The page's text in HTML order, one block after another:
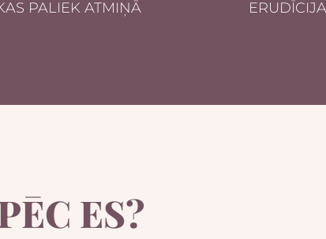
PALIEK ATMIŅĀ
ES?